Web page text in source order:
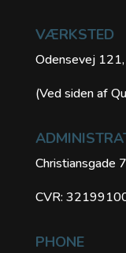
VÆRKSTED
Odensevej
(Ved siden af
Christiansgade
CVR:
PHONE